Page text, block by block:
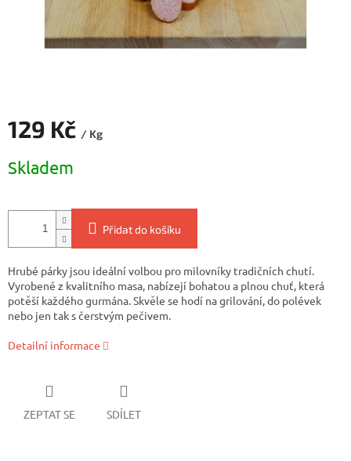
129 Kč / Kg
cena:
Skladem
Přidat do košíku
Hrubé párky jsou ideální volbou pro milovníky tradičních chutí.
Vyrobené z kvalitního masa, nabízejí bohatou a plnou chuť, která
potěší každého gurmána. Skvěle se hodí na grilování, do polévek
nebo jen tak s čerstvým pečivem.
Detailní informace
ZEPTAT SE SDÍLET